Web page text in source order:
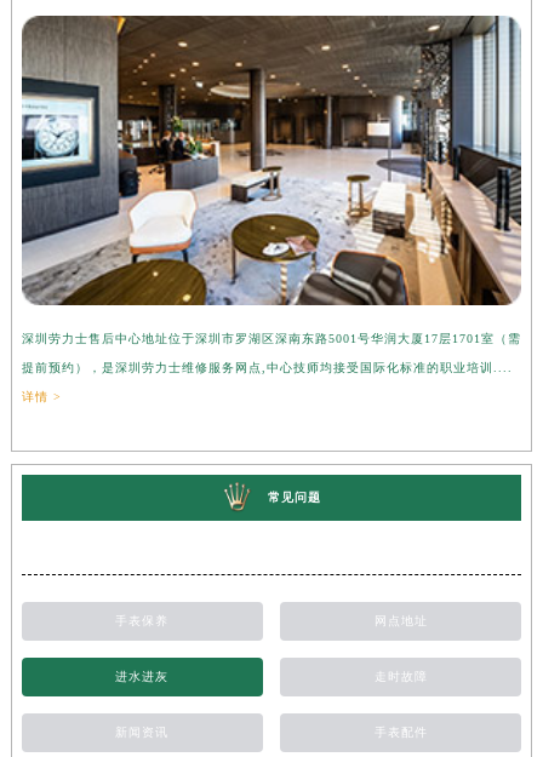
深圳劳力士售后中心地址位于深圳市罗湖区深南东路5001号华润大厦17层1701室（需
提前预约），是深圳劳力士维修服务网点,中心技师均接受国际化标准的职业培训....
详情 >
常见问题
手表保养 网点地址
进水进灰 走时故障
新闻资讯 手表配件